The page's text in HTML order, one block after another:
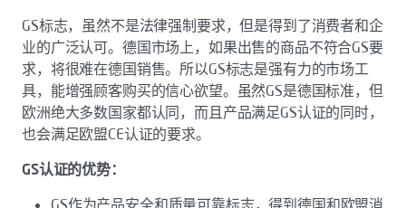
GS标志，虽然不是法律强制要求，但是得到了消费者和企
业的广泛认可。德国市场上，如果出售的商品不符合GS要
求，将很难在德国销售。所以GS标志是强有力的市场工
具，能增强顾客购买的信心欲望。虽然GS是德国标准，但
欧洲绝大多数国家都认同，而且产品满足GS认证的同时，
也会满足欧盟CE认证的要求。
GS认证的优势：
GS作为产品安全和质量可靠标志，得到德国和欧盟消